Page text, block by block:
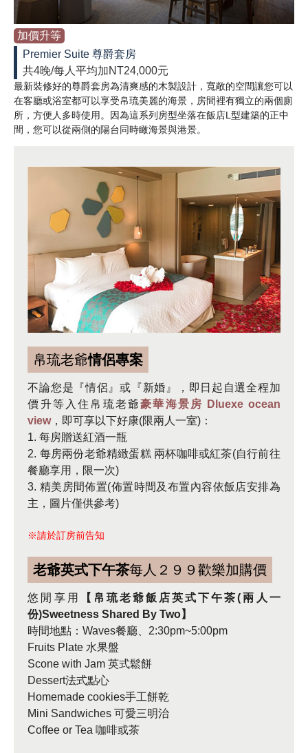
加價升等
Premier Suite 尊爵套房
共4晚/每人平均加NT24,000元
最新裝修好的尊爵套房為清爽感的木製設計，寬敞的空間讓您可以
在客廳或浴室都可以享受帛琉美麗的海景，房間裡有獨立的兩個廁
所，方便人多時使用。因為這系列房型坐落在飯店L型建築的正中
間，您可以從兩側的陽台同時瞰海景與港景。
帛琉老爺情侶專案
不論您是『情侶』或『新婚』，即日起自選全程加
價升等入住帛琉老爺豪華海景房 Dluexe ocean
view，即可享以下好康(限兩人一室)：
1. 每房贈送紅酒一瓶
2. 每房兩份老爺精緻蛋糕 兩杯咖啡或紅茶(自行前往
餐廳享用，限一次)
3. 精美房間佈置(佈置時間及布置內容依飯店安排為
主，圖片僅供參考)
※請於訂房前告知
老爺英式下午茶每人２９９歡樂加購價
悠閒享用
【帛琉老爺飯店英式下午茶(兩人一
份)Sweetness Shared By Two】
時間地點：Waves餐廳、2:30pm~5:00pm
Fruits Plate 水果盤
Scone with Jam 英式鬆餅
Dessert法式點心
Homemade cookies手工餅乾
Mini Sandwiches 可愛三明治
Coffee or Tea 咖啡或茶